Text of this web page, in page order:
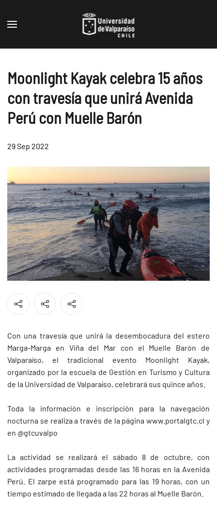
Skip to main content
Moonlight Kayak celebra 15 años
con travesía que unirá Avenida
Perú con Muelle Barón
29 Sep 2022
Con una travesía que unirá la desembocadura del estero
Marga-Marga en Viña del Mar con el Muelle Barón de
Valparaíso, el tradicional evento Moonlight Kayak,
organizado por la escuela de Gestión en Turismo y Cultura
de la Universidad de Valparaíso, celebrará sus quince años.
Toda la información e inscripción para la navegación
nocturna se realiza a través de la páginawww.portalgtc.cl y
en @gtcuvalpo
La actividad se realizará el sábado 8 de octubre, con
actividades programadas desde las 16 horas en la Avenida
Perú. El zarpe está programado para las 19 horas, con un
tiempo estimado de llegada a las 22 horas al Muelle Barón.